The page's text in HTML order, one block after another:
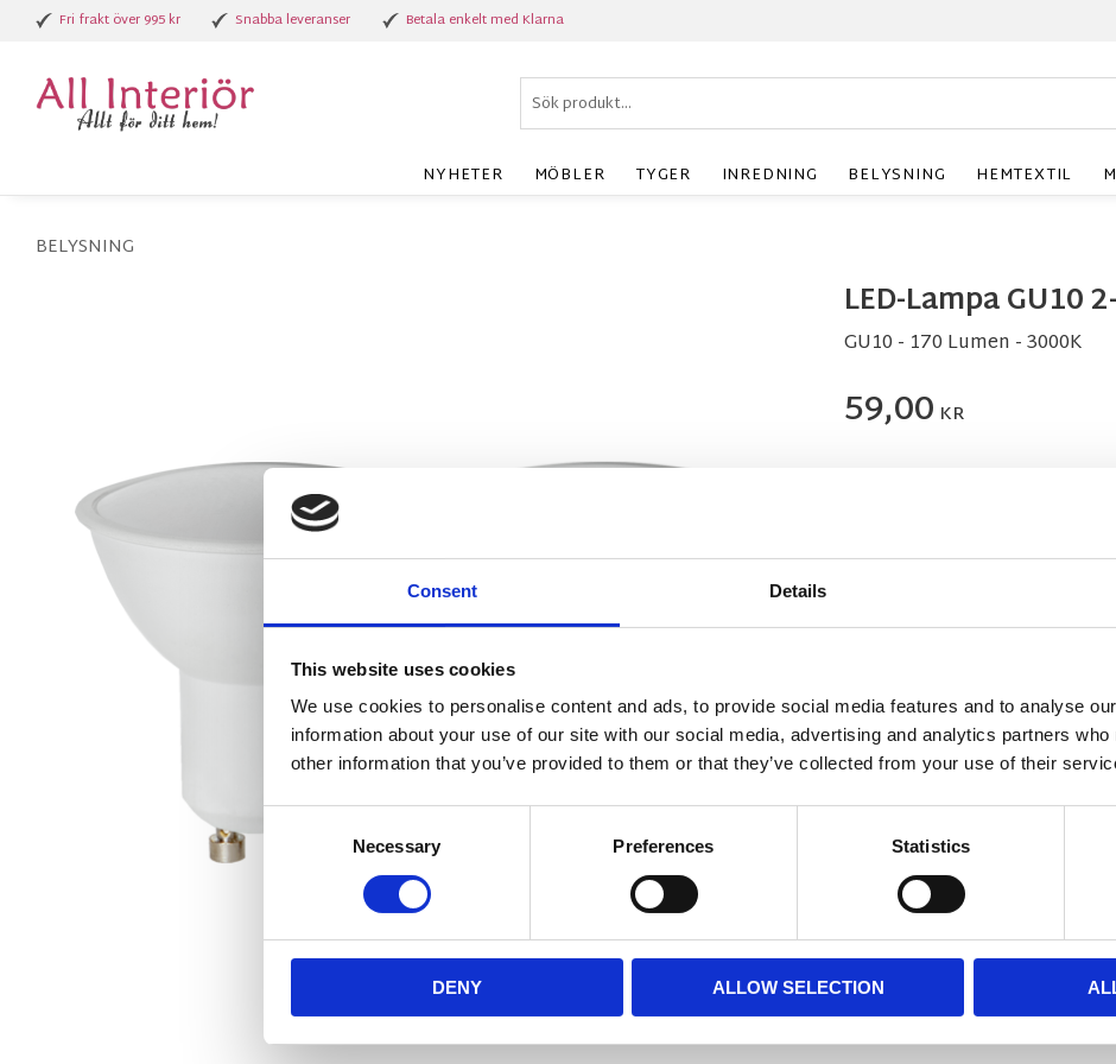
Consent Details
This website uses cookies
We use cookies to personalise content and ads, to provide social media features and to analyse
information about your use of our site with our social media, advertising and analytics partners
other information that you’ve provided to them or that they’ve collected from your use of their
Necessary Preferences Statistics
DENY ALLOW SELECTION
Fri frakt över 995 kr Snabba leveranser Betala enkelt med Klarna
NYHETER MÖBLER TYGER INREDNING BELYSNING HEMTEXTIL
BELYSNING
LED-Lampa GU10
GU10 - 170 Lumen - 3000K
59,00 KR
BESKRIVNING
Spotlight LED med GU10
3000K och
MÅTT OCH
Visa alla produkter från Star